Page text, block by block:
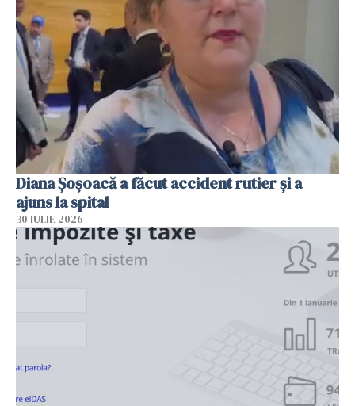
Diana Șoșoacă a făcut accident rutier și a
ajuns la spital
30 IULIE 2026